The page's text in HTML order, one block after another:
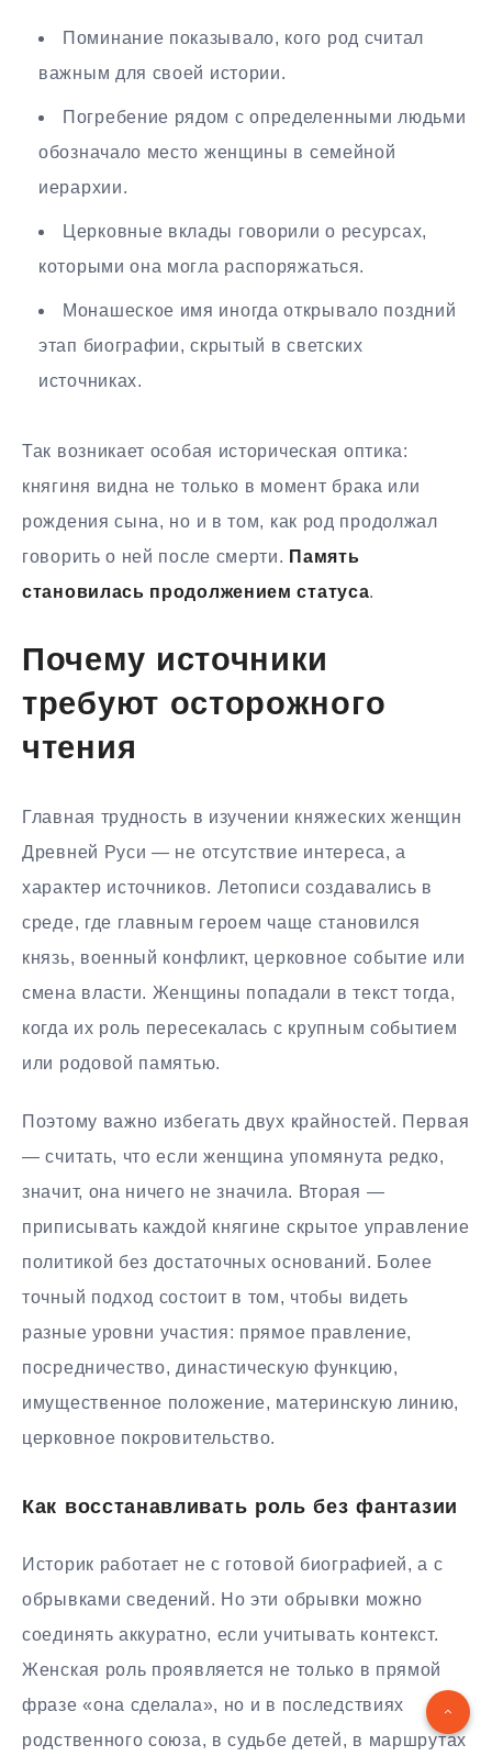
Поминание показывало, кого род считал
важным для своей истории.
Погребение рядом с определенными людьми
обозначало место женщины в семейной
иерархии.
Церковные вклады говорили о ресурсах,
которыми она могла распоряжаться.
Монашеское имя иногда открывало поздний
этап биографии, скрытый в светских
источниках.
Так возникает особая историческая оптика:
княгиня видна не только в момент брака или
рождения сына, но и в том, как род продолжал
говорить о ней после смерти. Память
становилась продолжением статуса.
Почему источники
требуют осторожного
чтения
Главная трудность в изучении княжеских женщин
Древней Руси — не отсутствие интереса, а
характер источников. Летописи создавались в
среде, где главным героем чаще становился
князь, военный конфликт, церковное событие или
смена власти. Женщины попадали в текст тогда,
когда их роль пересекалась с крупным событием
или родовой памятью.
Поэтому важно избегать двух крайностей. Первая
— считать, что если женщина упомянута редко,
значит, она ничего не значила. Вторая —
приписывать каждой княгине скрытое управление
политикой без достаточных оснований. Более
точный подход состоит в том, чтобы видеть
разные уровни участия: прямое правление,
посредничество, династическую функцию,
имущественное положение, материнскую линию,
церковное покровительство.
Как восстанавливать роль без фантазии
Историк работает не с готовой биографией, а с
обрывками сведений. Но эти обрывки можно
соединять аккуратно, если учитывать контекст.
Женская роль проявляется не только в прямой
фразе «она сделала», но и в последствиях
родственного союза, в судьбе детей, в маршрутах